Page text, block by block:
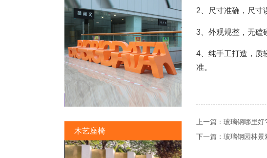
木艺座椅
2、尺寸准确，尺寸
3、外观规整，无磕
4、纯手工打造，质
准。
上一篇：玻璃钢哪里
下一篇：玻璃钢园林